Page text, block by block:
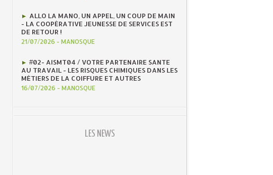
ALLO LA MANO, UN APPEL, UN COUP DE MAIN
- LA COOPÉRATIVE JEUNESSE DE SERVICES EST
DE RETOUR !
21/07/2026 - MANOSQUE
#02- AISMT04 / VOTRE PARTENAIRE SANTE
AU TRAVAIL - LES RISQUES CHIMIQUES DANS LES
MÉTIERS DE LA COIFFURE ET AUTRES
16/07/2026 - MANOSQUE
LES NEWS